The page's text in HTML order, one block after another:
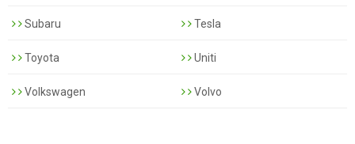
Subaru Tesla
Toyota Uniti
Volkswagen Volvo